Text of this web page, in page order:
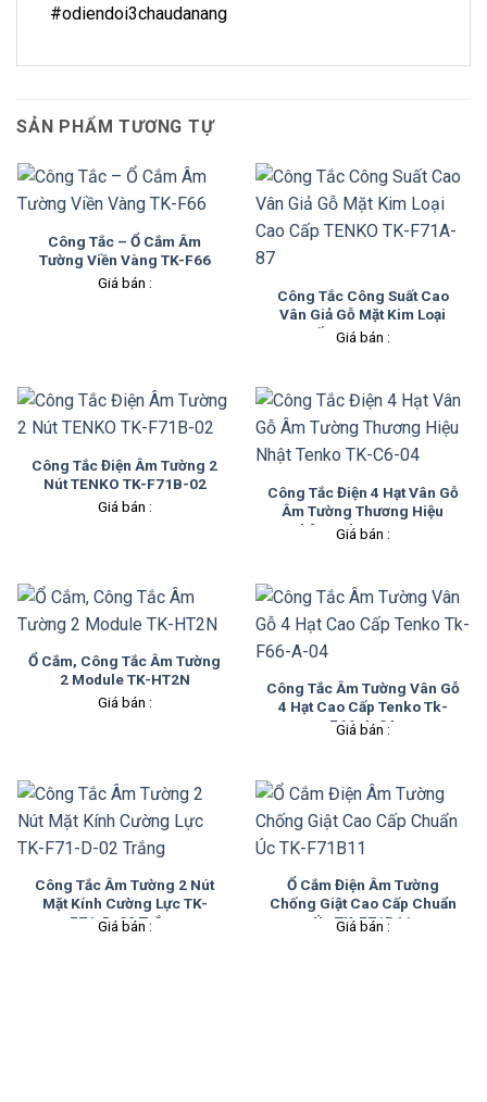
#odiendoi3chaudanang
SẢN PHẨM TƯƠNG TỰ
Công Tắc – Ổ Cắm Âm
Tường Viền Vàng TK-F66
Giá bán :
Công Tắc Công Suất Cao
Vân Giả Gỗ Mặt Kim Loại
Cao Cấp TENKO TK-F71A-
Giá bán :
Công Tắc Điện Âm Tường 2
Nút TENKO TK-F71B-02
Giá bán :
Công Tắc Điện 4 Hạt Vân Gỗ
Âm Tường Thương Hiệu
Nhật Tenko TK-C6-04
Giá bán :
Ổ Cắm, Công Tắc Âm Tường
2 Module TK-HT2N
Giá bán :
Công Tắc Âm Tường Vân Gỗ
4 Hạt Cao Cấp Tenko Tk-
F66-A-04
Giá bán :
Công Tắc Âm Tường 2 Nút
Mặt Kính Cường Lực TK-
F71-D-02 Trắng
Giá bán :
Ổ Cắm Điện Âm Tường
Chống Giật Cao Cấp Chuẩn
Úc TK-F71B11
Giá bán :